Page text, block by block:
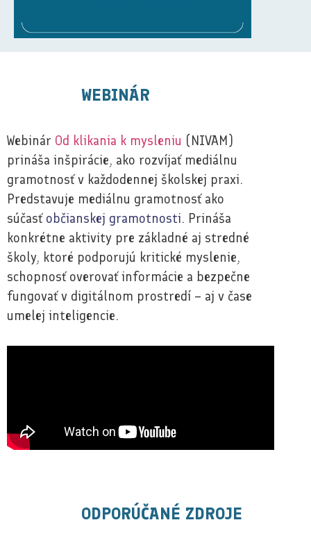
WEBINÁR
Webinár Od klikania k mysleniu (NIVAM)
prináša inšpirácie, ako rozvíjať mediálnu
gramotnosť v každodennej školskej praxi.
Predstavuje mediálnu gramotnosť ako
súčasť občianskej gramotnosti. Prináša
konkrétne aktivity pre základné aj stredné
školy, ktoré podporujú kritické myslenie,
schopnosť overovať informácie a bezpečne
fungovať v digitálnom prostredí – aj v čase
umelej inteligencie.
ODPORÚČANÉ ZDROJE